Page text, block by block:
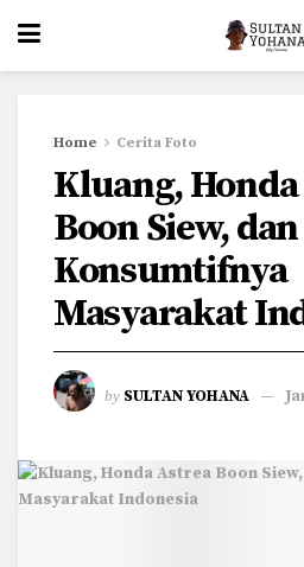
Home Cerita Foto
Kluang,
Boon Siew, dan
Konsumtifnya
Masyarakat
by SULTAN YOHANA